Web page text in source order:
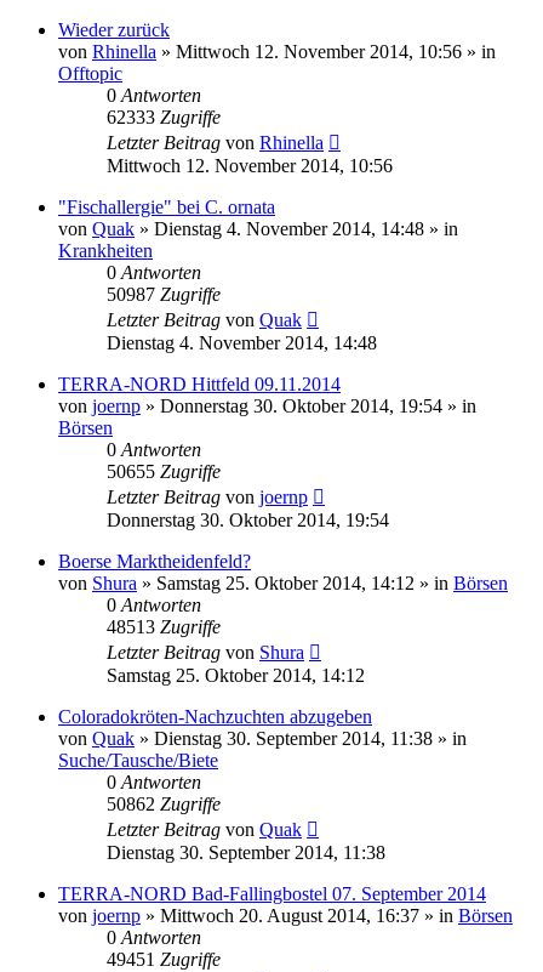
Wieder zurück
von Rhinella » Mittwoch 12. November 2014, 10:56 » in
Offtopic
0 Antworten
62333 Zugriffe
Letzter Beitrag von Rhinella
Mittwoch 12. November 2014, 10:56
"Fischallergie" bei C. ornata
von Quak » Dienstag 4. November 2014, 14:48 » in
Krankheiten
0 Antworten
50987 Zugriffe
Letzter Beitrag von Quak
Dienstag 4. November 2014, 14:48
TERRA-NORD Hittfeld 09.11.2014
von joernp » Donnerstag 30. Oktober 2014, 19:54 » in
Börsen
0 Antworten
50655 Zugriffe
Letzter Beitrag von joernp
Donnerstag 30. Oktober 2014, 19:54
Boerse Marktheidenfeld?
von Shura » Samstag 25. Oktober 2014, 14:12 » in Börsen
0 Antworten
48513 Zugriffe
Letzter Beitrag von Shura
Samstag 25. Oktober 2014, 14:12
Coloradokröten-Nachzuchten abzugeben
von Quak » Dienstag 30. September 2014, 11:38 » in
Suche/Tausche/Biete
0 Antworten
50862 Zugriffe
Letzter Beitrag von Quak
Dienstag 30. September 2014, 11:38
TERRA-NORD Bad-Fallingbostel 07. September 2014
von joernp » Mittwoch 20. August 2014, 16:37 » in Börsen
0 Antworten
49451 Zugriffe